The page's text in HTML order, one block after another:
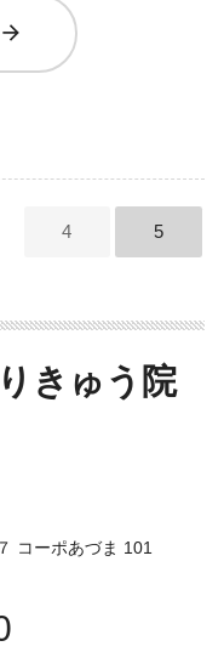
arrow_forward
4 5
きゅう院
コーポあづま 101